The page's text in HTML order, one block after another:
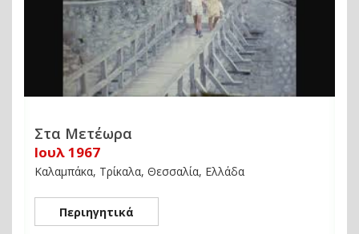
Στα Μετέωρα
Ιουλ 1967
Καλαμπάκα, Τρίκαλα, Θεσσαλία, Ελλάδα
Περιηγητικά